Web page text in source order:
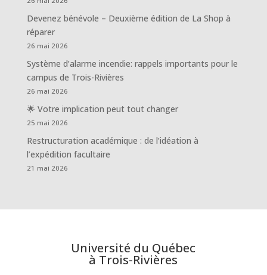
Devenez bénévole – Deuxième édition de La Shop à
réparer
26 mai 2026
Système d’alarme incendie: rappels importants pour le
campus de Trois-Rivières
26 mai 2026
🌟 Votre implication peut tout changer
25 mai 2026
Restructuration académique : de l’idéation à
l’expédition facultaire
21 mai 2026
Université du Québec
à Trois-Rivières